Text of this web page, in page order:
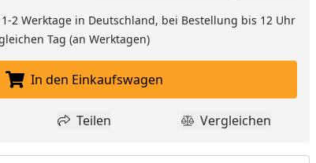
2 Werktage in Deutschland, bei Bestellung bis 12 Uhr
Tag (an Werktagen)
In den Einkaufswagen legen
In den Einkaufswagen
Wunschliste hinzufügen
Teilen
Teilen Produkt
Vergleichen